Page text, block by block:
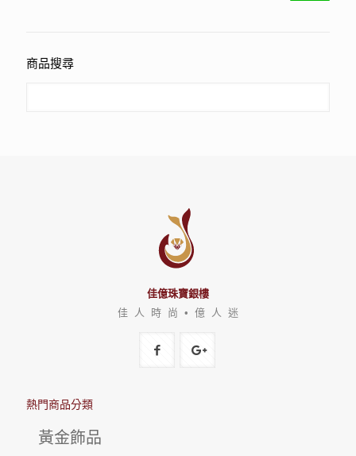
商品搜尋
佳億珠寶銀樓
佳 人 時 尚 • 億 人 迷
熱門商品分類
黃金飾品